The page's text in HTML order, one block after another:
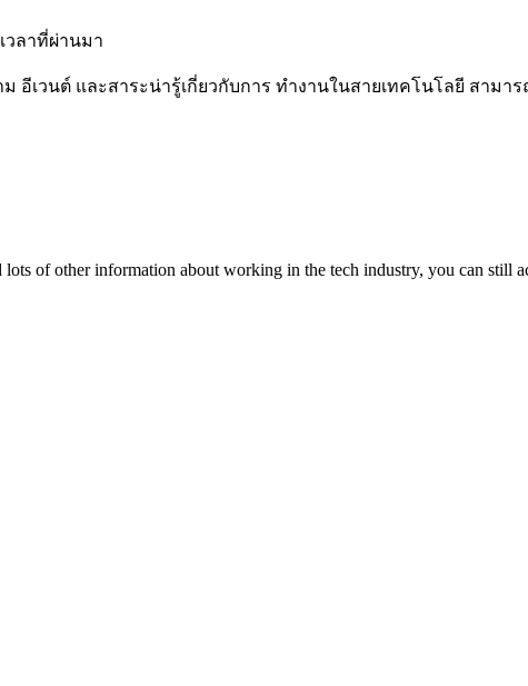
ลาที่ผ่านมา
เวนต์ และสาระน่ารู้เกี่ยวกับการ ทำงานในสายเทคโนโลยี สามา
of other information about working in the tech industry, you can still